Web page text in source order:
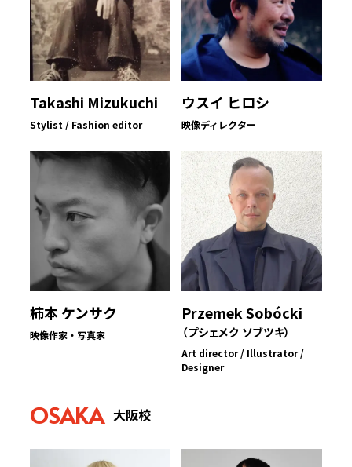
Takashi Mizukuchi
Stylist / Fashion editor
ウスイ ヒロシ
映像ディレクター
柿本 ケンサク
映像作家・写真家
Przemek Sobócki
（プシェメク ソブツキ）
Art director / Illustrator /
Designer
OSAKA 大阪校